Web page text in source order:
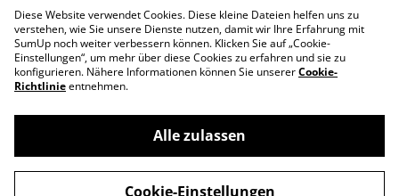
Diese Website verwendet Cookies. Diese kleine Dateien helfen uns zu
verstehen, wie Sie unsere Dienste nutzen, damit wir Ihre Erfahrung mit
SumUp noch weiter verbessern können. Klicken Sie auf „Cookie-
Einstellungen“, um mehr über diese Cookies zu erfahren und sie zu
konfigurieren. Nähere Informationen können Sie unsererCookie-
Richtlinieentnehmen.
Alle zulassen
Cookie-Einstellungen